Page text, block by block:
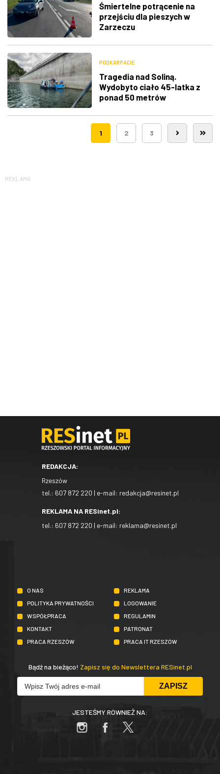
Śmiertelne potrącenie na
przejściu dla pieszych w
Zarzeczu
PODKARPACIE
Tragedia nad Soliną.
Wydobyto ciało 45-latka z
ponad 50 metrów
1 2 3
REKLAMA
REDAKCJA:
Rzeszów
tel.: 607 872 220 | e-mail: redakcja@resinet.pl
REKLAMA NA RESinet.pl:
tel.: 607 872 220 | e-mail: reklama@resinet.pl
O NAS
REKLAMA
POLITYKA PRYWATNOŚCI
LOGOWANIE
WSPÓŁPRACA
REGULAMIN
KONTAKT
PATRONAT
PRACA RZESZÓW
PRACA IT RZESZÓW
Bądź na bieżąco! Zapisz się do Newslettera RESinet.pl
JESTEŚMY RÓWNIEŻ NA: